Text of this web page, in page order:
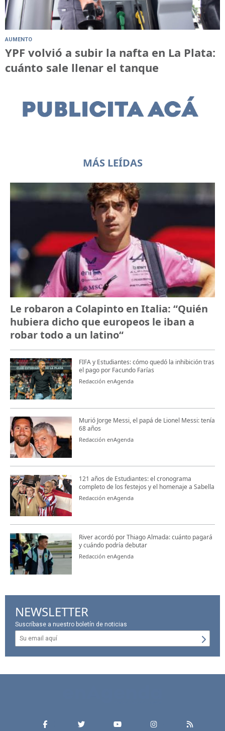
AUMENTO
YPF volvió a subir la nafta en La Plata:
cuánto sale llenar el tanque
MÁS LEÍDAS
Le robaron a Colapinto en Italia: “Quién
hubiera dicho que europeos le iban a
robar todo a un latino“
FIFA y Estudiantes: cómo quedó la inhibición tras
el pago por Facundo Farías
Redacción enAgenda
Murió Jorge Messi, el papá de Lionel Messi: tenía
68 años
Redacción enAgenda
121 años de Estudiantes: el cronograma
completo de los festejos y el homenaje a Sabella
Redacción enAgenda
River acordó por Thiago Almada: cuánto pagará
y cuándo podría debutar
Redacción enAgenda
NEWSLETTER
Suscríbase a nuestro boletín de noticias